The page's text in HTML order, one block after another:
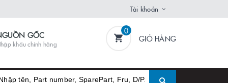
Tài khoản
GỐC
khẩu chính hãng
0
GIỎ HÀNG